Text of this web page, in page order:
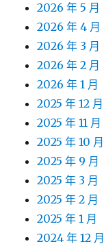
2026 年 5 月
2026 年 4 月
2026 年 3 月
2026 年 2 月
2026 年 1 月
2025 年 12 月
2025 年 11 月
2025 年 10 月
2025 年 9 月
2025 年 3 月
2025 年 2 月
2025 年 1 月
2024 年 12 月